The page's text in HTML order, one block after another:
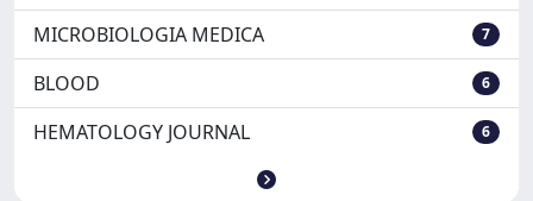
MICROBIOLOGIA MEDICA 7
BLOOD 6
HEMATOLOGY JOURNAL 6